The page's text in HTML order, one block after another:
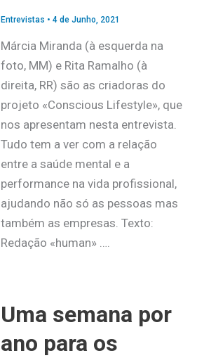
Entrevistas • 4 de Junho, 2021
Márcia Miranda (à esquerda na
foto, MM) e Rita Ramalho (à
direita, RR) são as criadoras do
projeto «Conscious Lifestyle», que
nos apresentam nesta entrevista.
Tudo tem a ver com a relação
entre a saúde mental e a
performance na vida profissional,
ajudando não só as pessoas mas
também as empresas. Texto:
Redação «human» ….
Uma semana por
ano para os